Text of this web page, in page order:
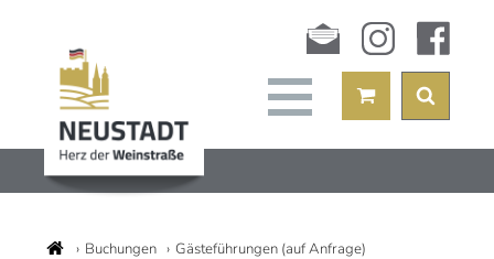
Newsletterinstagramfacebook
Buchungen
Gästeführungen (auf Anfrage)